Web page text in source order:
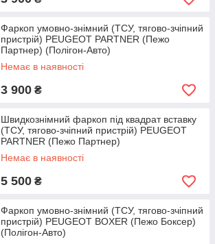
Фаркоп умовно-знімний (ТСУ, тягово-зчіпний
пристрій) PEUGEOT PARTNER (Пежо
Партнер) (Полігон-Авто)
Немає в наявності
3 900 ₴
Швидкознімний фаркоп під квадрат вставку
(ТСУ, тягово-зчіпний пристрій) PEUGEOT
PARTNER (Пежо Партнер)
Немає в наявності
5 500 ₴
Фаркоп умовно-знімний (ТСУ, тягово-зчіпний
пристрій) PEUGEOT BOXER (Пежо Боксер)
(Полігон-Авто)